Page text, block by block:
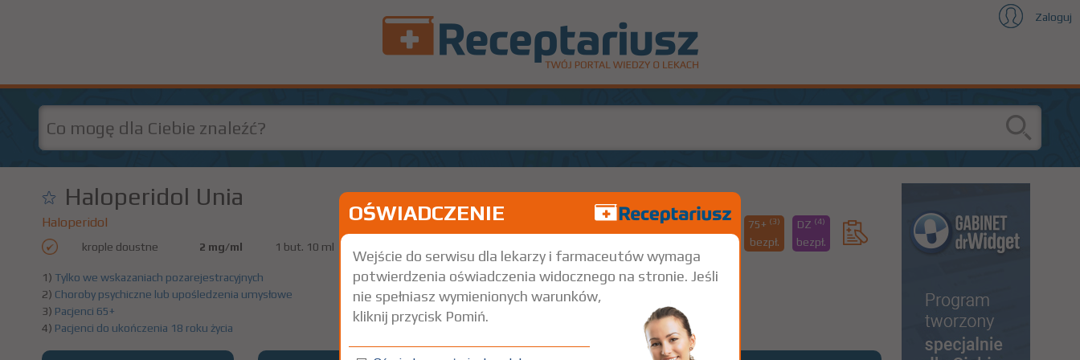
Zaloguj
Haloperidol Unia
Haloperidol
krople doustne 2 mg/ml 1 but. 10 ml
Rx
100%
30%(1) B(2) 75+ (3)
bezpł.
DZ (4)
bezpł.
1) Tylko we wskazaniach pozarejestracyjnych
2) Choroby psychiczne lub upośledzenia umysłowe
3) Pacjenci 65+
4) Pacjenci do ukończenia 18 roku życia
OŚWIADCZENIE
Wejście do serwisu dla lekarzy i farmaceutów wymaga
potwierdzenia oświadczenia widocznego na stronie. Jeśli
nie spełniasz wymienionych warunków,
kliknij przycisk Pomiń.